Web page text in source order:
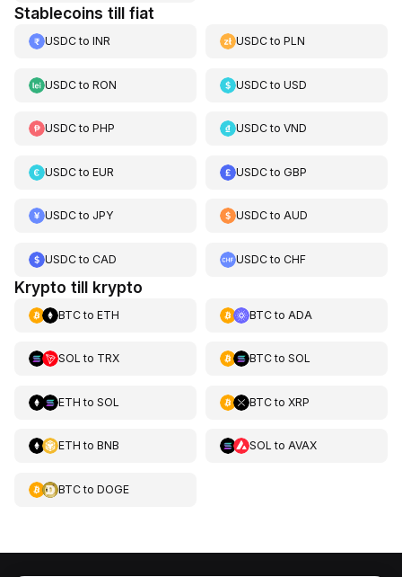
Stablecoins till fiat
USDCto INR USDCtoPLN
USDCto RON USDCtoUSD
USDCto PHP USDCtoVND
USDCto EUR USDCtoGBP
USDCto JPY USDCtoAUD
USDCto CAD USDCtoCHF
Krypto till krypto
BTCto ETH BTCto ADA
SOL to TRX BTCto SOL
ETH to SOL BTCto XRP
ETH to BNB SOL to AVAX
BTCto DOGE